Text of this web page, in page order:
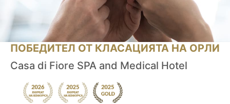
ПОБЕДИТЕЛ ОТ КЛАСАЦИЯТА НА ОРЛИ
Casa di Fiore SPA and Medical Hotel